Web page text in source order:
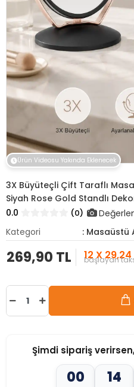
Ürün Videosu Yakında Eklenecek
3X Büyüteçli Çift Taraflı
Siyah Rose Gold Standlı
0.0
(0)
Kategori
: Masaüstü
269,90 TL 12 X 29,24
başlayan
Şimdi sipariş
00 14